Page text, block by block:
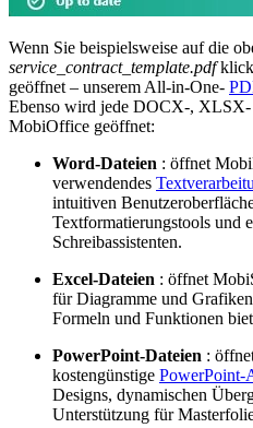
Wenn Sie beispielsweise auf die
service_contract_template.pdf
geöffnet – unserem All-in-One-
Ebenso wird jede DOCX-,
MobiOffice geöffnet:
Word-Dateien : öffnet
verwendendes
intuitiven
Textformatierungstools und
Schreibassistenten.
Excel-Dateien : öffnet
für Diagramme und
Formeln und Funktionen
PowerPoint-Dateien :
kostengünstige PowerPoint-
Designs, dynamischen
Unterstützung für